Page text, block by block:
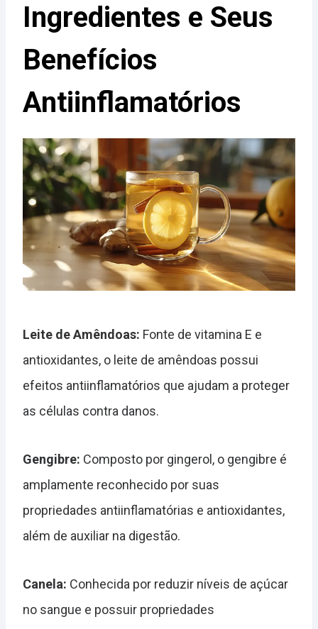
Ingredientes e Seus
Benefícios
Antiinflamatórios
Leite de Amêndoas: Fonte de vitamina E e
antioxidantes, o leite de amêndoas possui
efeitos antiinflamatórios que ajudam a proteger
as células contra danos.
Gengibre: Composto por gingerol, o gengibre é
amplamente reconhecido por suas
propriedades antiinflamatórias e antioxidantes,
além de auxiliar na digestão.
Canela: Conhecida por reduzir níveis de açúcar
no sangue e possuir propriedades